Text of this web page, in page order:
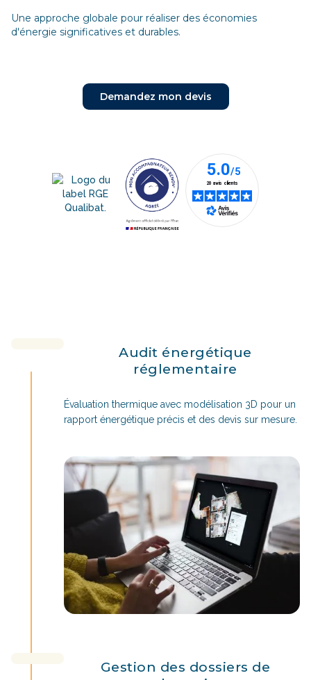
Une approche globale pour réaliser des économies
d'énergie significatives et durables.
Demandez mon devis
Audit énergétique
réglementaire
Évaluation thermique avec modélisation 3D pour un
rapport énergétique précis et des devis sur mesure.
Gestion des dossiers de